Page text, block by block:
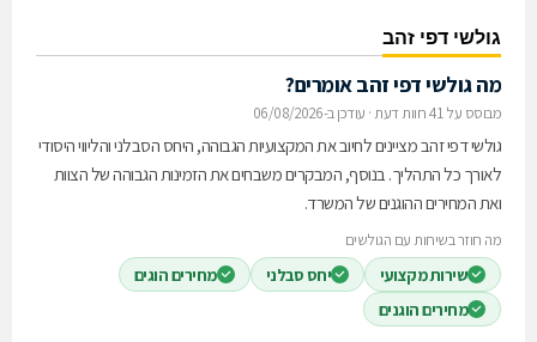
גולשי דפי זהב
מה גולשי דפי זהב אומרים?
מבוסס על 41 חוות דעת · עודכן ב-06/08/2026
גולשי דפי זהב מציינים לחיוב את המקצועיות הגבוהה, היחס הסבלני והליווי היסודי
לאורך כל התהליך. בנוסף, המבקרים משבחים את הזמינות הגבוהה של הצוות
ואת המחירים ההוגנים של המשרד.
מה חוזר בשיחות עם הגולשים
שירות מקצועי יחס סבלני
מחירים הוגים
מחירים הוגנים